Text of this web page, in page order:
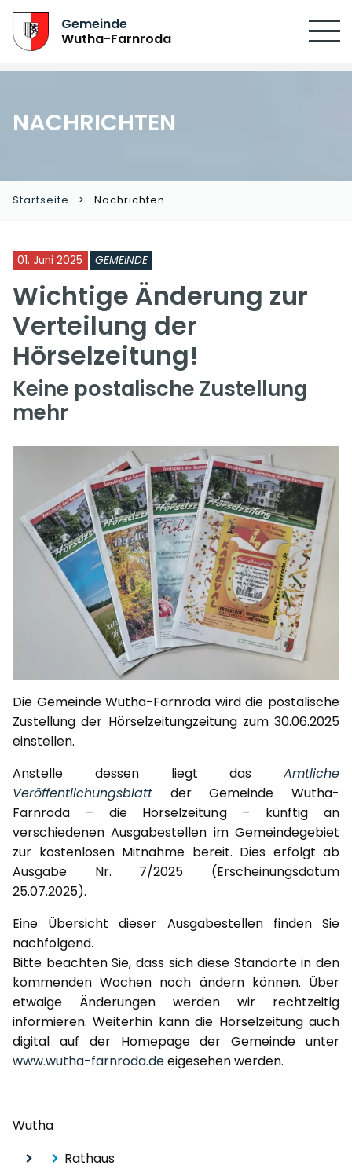
Gemeinde
Wutha-Farnroda
NACHRICHTEN
Startseite Nachrichten
01. Juni 2025 GEMEINDE
Wichtige Änderung zur
Verteilung der
Hörselzeitung!
Keine postalische Zustellung
mehr
Die Gemeinde Wutha-Farnroda wird die postalische
Zustellung der Hörselzeitungzeitung zum 30.06.2025
einstellen.
Anstelle dessen liegt das Amtliche
Veröffentlichungsblatt der Gemeinde Wutha-
Farnroda – die Hörselzeitung – künftig an
verschiedenen Ausgabestellen im Gemeindegebiet
zur kostenlosen Mitnahme bereit. Dies erfolgt ab
Ausgabe Nr. 7/2025 (Erscheinungsdatum
25.07.2025).
Eine Übersicht dieser Ausgabestellen finden Sie
nachfolgend.
Bitte beachten Sie, dass sich diese Standorte in den
kommenden Wochen noch ändern können. Über
etwaige Änderungen werden wir rechtzeitig
informieren. Weiterhin kann die Hörselzeitung auch
digital auf der Homepage der Gemeinde unter
www.wutha-farnroda.deeigesehen werden.
Wutha
Rathaus